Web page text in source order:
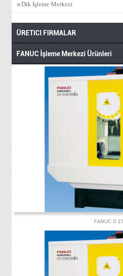
Dik İşleme Merkezi
ÜRETICI FIRMALAR
FANUC İşleme Merkezi Ürünleri
FANUC D 21